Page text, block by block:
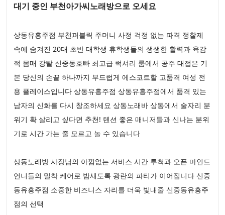
대기 중인 부천아가씨노래방으로 오세요
상동유흥주점 부천퍼블릭 주머니 사정 걱정 없는 파격 정찰제
속에 숨겨진 20대 초반 대학생 휴학생들의 생생한 활력과 육감
적 몸매 강탈 신중동호빠 최고급 럭셔리 룸에서 공주 대접은 기
본 당신의 손끝 하나까지 부드럽게 에스코트할 고품격 여성 전
용 플레이스입니다 상동유흥주점 상동유흥주점에서 품격 있는
남자의 신화를 다시 창조하세요 상동노래바 상동에서 술자리 분
위기 확 살리고 싶다면 추천! 텐션 좋은 매니저들과 신나는 분위
기로 시간 가는 줄 모르고 놀 수 있습니다
상동노래방 사장님의 아낌없는 서비스 시간 투척과 오픈 마인드
언니들의 밀착 케어로 밤새도록 광란의 파티가 이어집니다 신중
동유흥주점 소중한 비즈니스 자리를 더욱 빛내줄 신중동유흥주
점의 선택